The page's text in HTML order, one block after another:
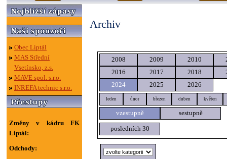
Obec Liptál
MAS Střední
Vsetínsko, z.s.
MAVE spol. s.r.o.
INREFA technic s.r.o.
Změny v kádru FK
Liptál:
Odchody:
Archiv
2008 2009 2010
2016
2017 2018
2024
2025 2026
leden únor březen duben květen
vzestupně sestupně
posledních 30